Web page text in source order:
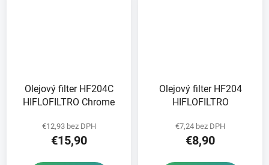
Olejový filter HF204C
HIFLOFILTRO Chrome
€12,93 bez DPH
€15,90
Olejový filter HF204
HIFLOFILTRO
€7,24 bez DPH
€8,90